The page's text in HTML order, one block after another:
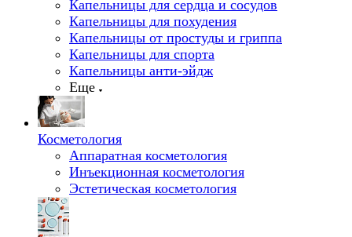
Капельницы для сердца и сосудов
Капельницы для похудения
Капельницы от простуды и гриппа
Капельницы для спорта
Капельницы анти-эйдж
Еще
Косметология
Аппаратная косметология
Инъекционная косметология
Эстетическая косметология